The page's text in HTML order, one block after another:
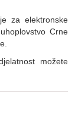
za elektronske
Crne
možete